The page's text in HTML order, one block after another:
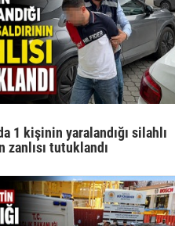
1 kişinin yaralandığı silahlı
zanlısı tutuklandı